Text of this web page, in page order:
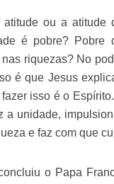
ou a atitude
é pobre?
riquezas? No
é que Jesus
isso é o
a unidade,
e faz com que
o Papa